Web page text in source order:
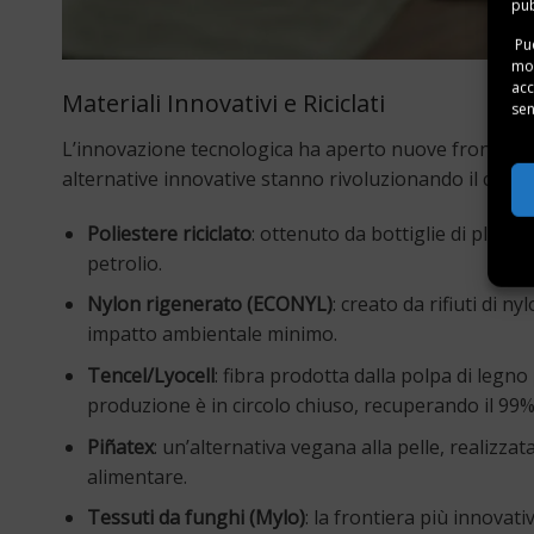
Materiali Innovativi e Riciclati
L’innovazione tecnologica ha aperto nuove
alternative innovative stanno rivoluzionando il
Poliestere riciclato: ottenuto da bottiglie di
petrolio.
Nylon rigenerato (ECONYL): creato da rifiuti di
impatto ambientale minimo.
Tencel/Lyocell: fibra prodotta dalla polpa di
produzione è in circolo chiuso, recuperando il
Piñatex: un’alternativa vegana alla pelle,
alimentare.
Tessuti da funghi (Mylo): la frontiera più